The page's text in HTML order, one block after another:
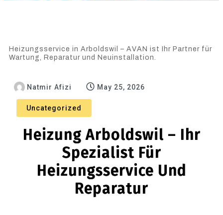
Heizungsservice in Arboldswil – AVAN ist Ihr Partner für
Wartung, Reparatur und Neuinstallation.
Natmir Afizi May 25, 2026
Uncategorized
Heizung Arboldswil – Ihr
Spezialist Für
Heizungsservice Und
Reparatur